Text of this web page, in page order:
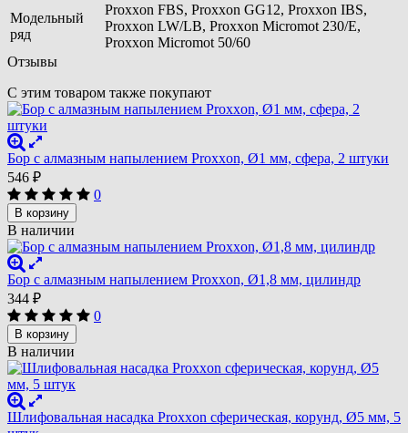
Модельный
ряд
Proxxon FBS, Proxxon GG12, Proxxon IBS,
Proxxon LW/LB, Proxxon Micromot 230/E,
Proxxon Micromot 50/60
Отзывы
С этим товаром также покупают
Бор с алмазным напылением Proxxon, Ø1 мм, сфера, 2 штуки
546 ₽
0
В корзину
В наличии
Бор с алмазным напылением Proxxon, Ø1,8 мм, цилиндр
344 ₽
0
В корзину
В наличии
Шлифовальная насадка Proxxon сферическая, корунд, Ø5 мм, 5